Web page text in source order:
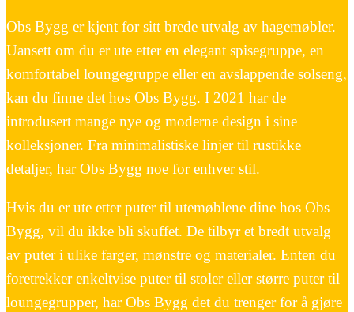
Obs Bygg er kjent for sitt brede utvalg av hagemøbler.
Uansett om du er ute etter en elegant spisegruppe, en
komfortabel loungegruppe eller en avslappende solseng,
kan du finne det hos Obs Bygg. I 2021 har de
introdusert mange nye og moderne design i sine
kolleksjoner. Fra minimalistiske linjer til rustikke
detaljer, har Obs Bygg noe for enhver stil.
Hvis du er ute etter puter til utemøblene dine hos Obs
Bygg, vil du ikke bli skuffet. De tilbyr et bredt utvalg
av puter i ulike farger, mønstre og materialer. Enten du
foretrekker enkeltvise puter til stoler eller større puter til
loungegrupper, har Obs Bygg det du trenger for å gjøre